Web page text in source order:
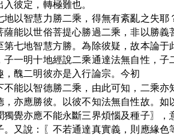
彼定，轉極難也。
地以智慧力勝二乘，得無有紊亂之失
薩能以世俗菩提心勝過二乘，非以勝
七地智慧方勝。為除彼疑，故本論于
一明十地經說二乘通達法無自性，子
，醜二明彼亦是入行論宗。今初
不能以智德勝二乘，由此可知，二乘
，亦應勝彼。以彼不知法無自性故。
獨覺亦應不能永斷三界煩惱及種子〗
又說：
〖 不若通達真實義，則應緣色